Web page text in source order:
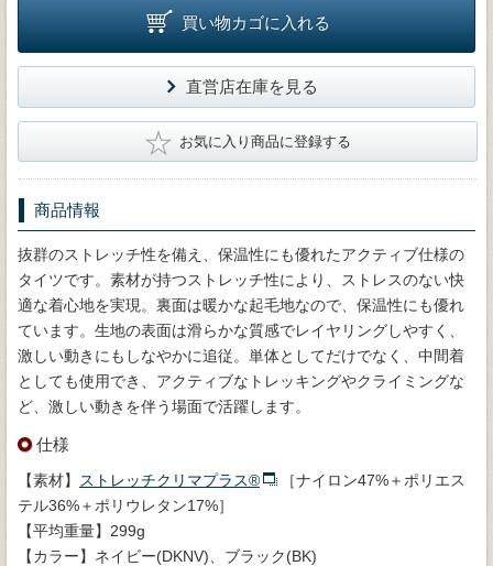
買い物カゴに入れる
直営店在庫を見る
★ お気に入り商品に登録する
商品情報
抜群のストレッチ性を備え、保温性にも優れたアクティブ仕様の
タイツです。素材が持つストレッチ性により、ストレスのない快
適な着心地を実現。裏面は暖かな起毛地なので、保温性にも優れ
ています。生地の表面は滑らかな質感でレイヤリングしやすく、
激しい動きにもしなやかに追従。単体としてだけでなく、中間着
としても使用でき、アクティブなトレッキングやクライミングな
ど、激しい動きを伴う場面で活躍します。
仕様
【素材】 ストレッチクリマプラス®
［ナイロン47%＋ポリエス
テル36%＋ポリウレタン17%］
【平均重量】299g
【カラー】ネイビー(DKNV)、ブラック(BK)